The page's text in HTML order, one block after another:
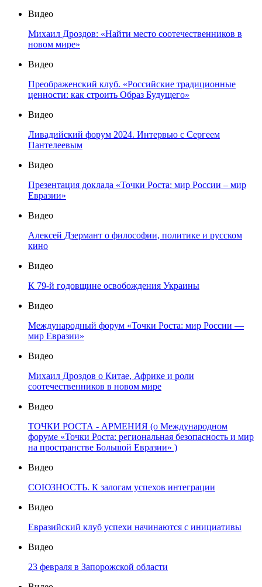
Видео
Михаил Дроздов: «Найти место соотечественников в
новом мире»
Видео
Преображенский клуб. «Российские традиционные
ценности: как строить Образ Будущего»
Видео
Ливадийский форум 2024. Интервью с Сергеем
Пантелеевым
Видео
Презентация доклада «Точки Роста: мир России – мир
Евразии»
Видео
Алексей Дзермант о философии, политике и русском
кино
Видео
К 79-й годовщине освобождения Украины
Видео
Международный форум «Точки Роста: мир России —
мир Евразии»
Видео
Михаил Дроздов о Китае, Африке и роли
соотечественников в новом мире
Видео
ТОЧКИ РОСТА - АРМЕНИЯ (о Международном
форуме «Точки Роста: региональная безопасность и мир
на пространстве Большой Евразии» )
Видео
СОЮЗНОСТЬ. К залогам успехов интеграции
Видео
Евразийский клуб успехи начинаются с инициативы
Видео
23 февраля в Запорожской области